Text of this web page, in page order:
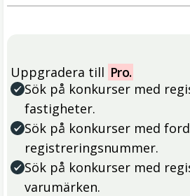
Uppgradera till Pro.
Sök på konkurser med
fastigheter.
Sök på konkurser med
registreringsnummer.
Sök på konkurser med
varumärken.